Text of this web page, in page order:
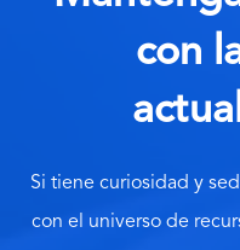
con
Si tiene curiosidad y
con el universo de